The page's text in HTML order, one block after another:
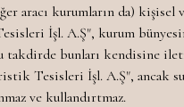
aracı kurumların da)
İşl. A.Ş", kurum
bunları kendisine
Tesisleri İşl. A.Ş", ancak
ve kullandırtmaz.